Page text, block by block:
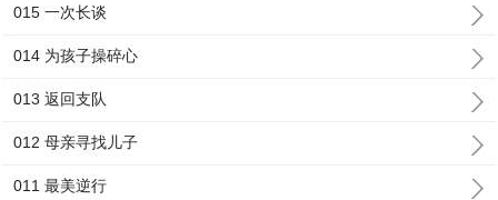
015 一次长谈
014 为孩子操碎心
013 返回支队
012 母亲寻找儿子
011 最美逆行